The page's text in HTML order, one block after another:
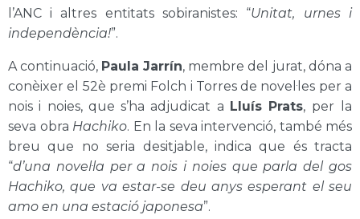
l’ANC i altres entitats sobiranistes: “Unitat, urnes i
independència!”.
A continuació, Paula Jarrín, membre del jurat, dóna a
conèixer el 52è premi Folch i Torres de novel·les per a
nois i noies, que s’ha adjudicat a Lluís Prats, per la
seva obra Hachiko. En la seva intervenció, també més
breu que no seria desitjable, indica que és tracta
“d’una novel·la per a nois i noies que parla del gos
Hachiko, que va estar-se deu anys esperant el seu
amo en una estació japonesa”.